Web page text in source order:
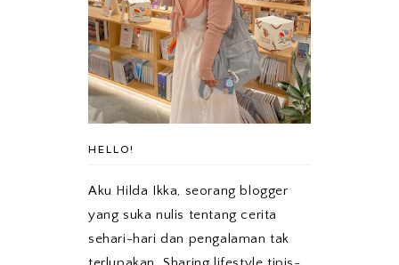
HELLO!
Aku Hilda Ikka, seorang blogger
yang suka nulis tentang cerita
sehari-hari dan pengalaman tak